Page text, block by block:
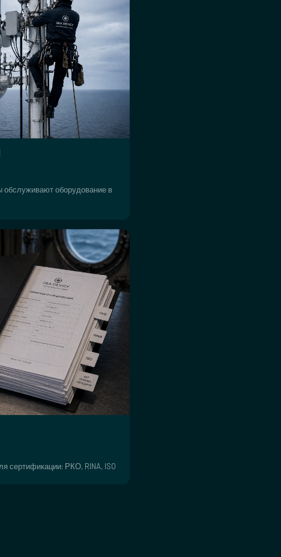
обслуживают оборудование в
сертификации: РКО, RINA, ISO